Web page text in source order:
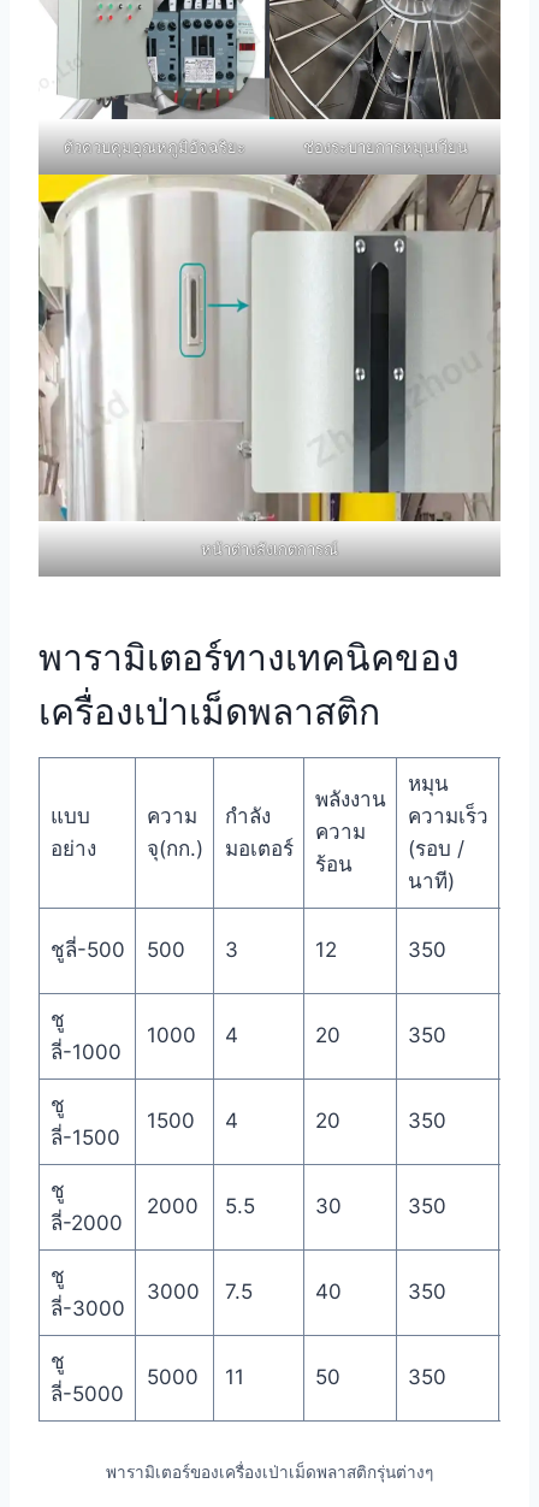
ตัวควบคุมอุณหภูมิอัจฉริยะ ช่องระบายการหมุนเวียน
หน้าต่างสังเกตการณ์
พารามิเตอร์ทางเทคนิคของ
เครื่องเป่าเม็ดพลาสติก
แบบ
อย่าง
ความ
จุ(กก.)
กำลัง
มอเตอร์
พลังงาน
ความ
ร้อน
หมุน
ความเร็ว
(รอบ /
นาที)
ชูลี่-500 500 3 12 350
ชู
ลี่-1000
1000 4 20 350
ชู
ลี่-1500
1500 4 20 350
ชู
ลี่-2000
2000 5.5 30 350
ชู
ลี่-3000
3000 7.5 40 350
ชู
ลี่-5000
5000 11 50 350
พารามิเตอร์ของเครื่องเป่าเม็ดพลาสติกรุ่นต่างๆ